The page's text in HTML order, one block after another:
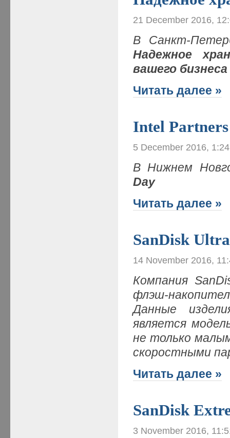
21 December 2016,
В Санкт-
Надежное
вашего бизнеса
Читать далее »
Intel
5 December 2016,
В Нижнем
Day
Читать далее »
SanDisk
14 November 2016,
Компания
флэш-
Данные
является
не только
скоростными
Читать далее »
SanDisk
3 November 2016,